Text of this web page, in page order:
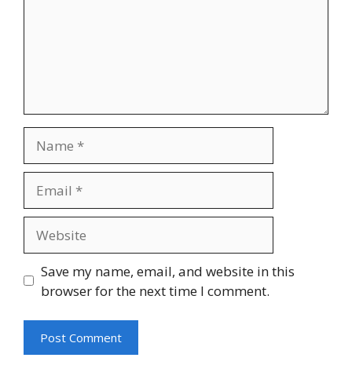
Save my name, email, and website in this
browser for the next time I comment.